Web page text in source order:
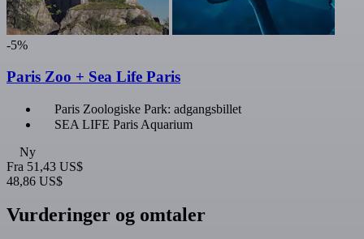
-5%
Paris Zoo + Sea Life Paris
Paris Zoologiske Park: adgangsbillet
SEA LIFE Paris Aquarium
Ny
Fra 51,43 US$
48,86 US$
Vurderinger og omtaler